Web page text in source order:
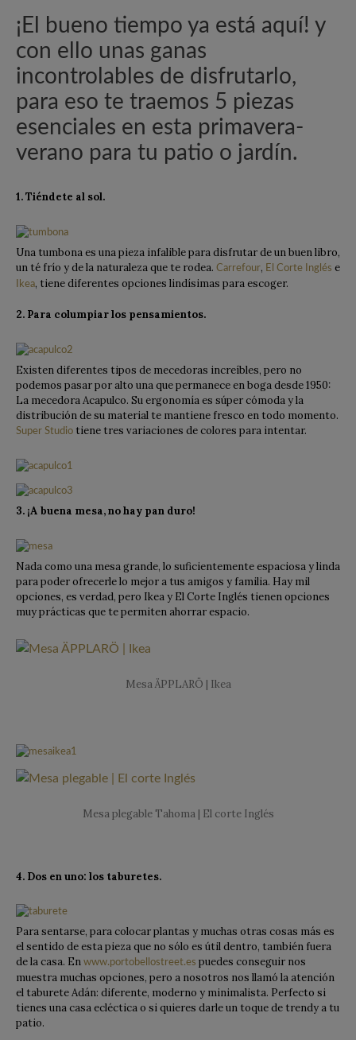
¡El bueno tiempo ya está aquí! y
con ello unas ganas
incontrolables de disfrutarlo,
para eso te traemos 5 piezas
esenciales en esta primavera-
verano para tu patio o jardín.
1. Tiéndete al sol.
Una tumbona es una pieza infalible para disfrutar de un buen libro,
un té frío y de la naturaleza que te rodea. Carrefour, El Corte Inglés e
Ikea, tiene diferentes opciones lindísimas para escoger.
2. Para columpiar los pensamientos.
Existen diferentes tipos de mecedoras increíbles, pero no
podemos pasar por alto una que permanece en boga desde 1950:
La mecedora Acapulco. Su ergonomía es súper cómoda y la
distribución de su material te mantiene fresco en todo momento.
Super Studio tiene tres variaciones de colores para intentar.
3. ¡A buena mesa, no hay pan duro!
Nada como una mesa grande, lo suficientemente espaciosa y linda
para poder ofrecerle lo mejor a tus amigos y familia. Hay mil
opciones, es verdad, pero Ikea y El Corte Inglés tienen opciones
muy prácticas que te permiten ahorrar espacio.
Mesa ÄPPLARÖ | Ikea
Mesa plegable Tahoma | El corte Inglés
4. Dos en uno: los taburetes.
Para sentarse, para colocar plantas y muchas otras cosas más es
el sentido de esta pieza que no sólo es útil dentro, también fuera
de la casa. En www.portobellostreet.es puedes conseguir nos
muestra muchas opciones, pero a nosotros nos llamó la atención
el taburete Adán: diferente, moderno y minimalista. Perfecto si
tienes una casa ecléctica o si quieres darle un toque de trendy a tu
patio.